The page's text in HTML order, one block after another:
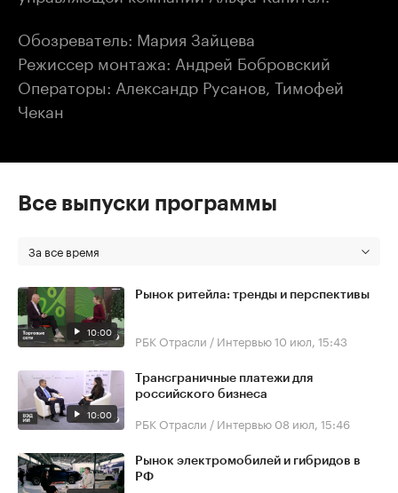
Обозреватель: Мария Зайцева
Режиссер монтажа: Андрей Бобровский
Операторы: Александр Русанов, Тимофей
Чекан
Все выпуски программы
За все время
10:00
Рынок ритейла: тренды и перспективы
РБК Отрасли / Интервью10 июл, 15:43
10:00
Трансграничные платежи для
российского бизнеса
РБК Отрасли / Интервью 08 июл, 15:46
Рынок электромобилей и гибридов в
РФ